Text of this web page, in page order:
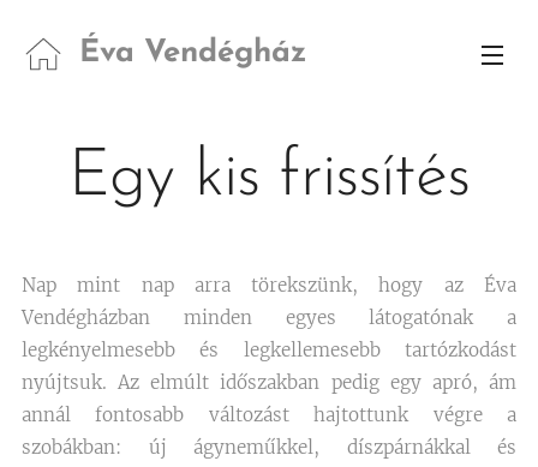
Éva Vendégház
Egy kis frissítés
Nap mint nap arra törekszünk, hogy az Éva
Vendégházban minden egyes látogatónak a
legkényelmesebb és legkellemesebb tartózkodást
nyújtsuk. Az elmúlt időszakban pedig egy apró, ám
annál fontosabb változást hajtottunk végre a
szobákban: új ágyneműkkel, díszpárnákkal és